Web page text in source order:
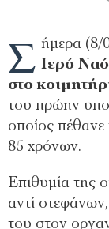
Σ ήμερα (8/
Ιερό
στο
του πρώην
οποίος
85 χρόνων.
Επιθυμία της
αντί
του στον